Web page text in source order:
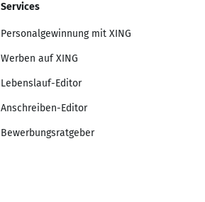
Services
Personalgewinnung mit XING
Werben auf XING
Lebenslauf-Editor
Anschreiben-Editor
Bewerbungsratgeber